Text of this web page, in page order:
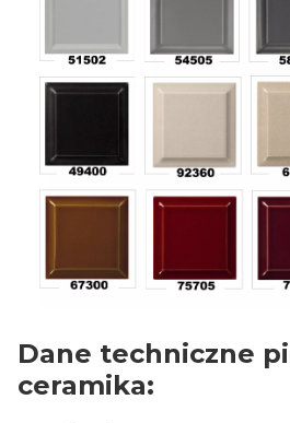
Dane techniczne
ceramika: